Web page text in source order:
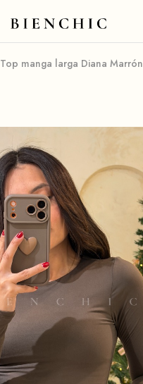
Top manga larga Diana Marrón